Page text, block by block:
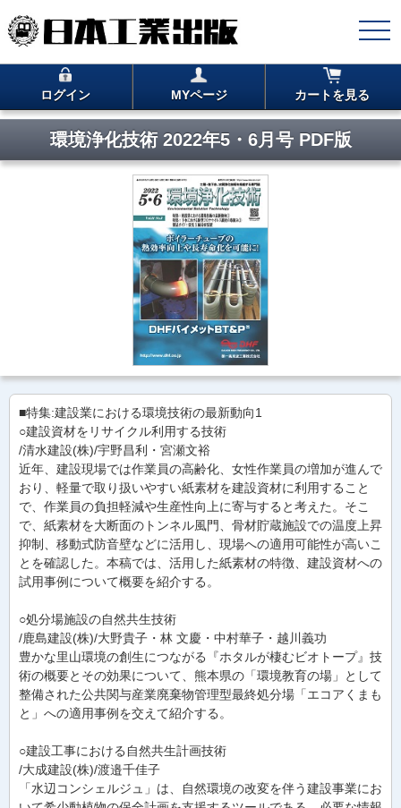
ログイン MYページ カートを見る
環境浄化技術 2022年5・6月号 PDF版
■特集:建設業における環境技術の最新動向1
○建設資材をリサイクル利用する技術
/清水建設(株)/宇野昌利・宮瀬文裕
近年、建設現場では作業員の高齢化、女性作業員の増加が進んで
おり、軽量で取り扱いやすい紙素材を建設資材に利用すること
で、作業員の負担軽減や生産性向上に寄与すると考えた。そこ
で、紙素材を大断面のトンネル風門、骨材貯蔵施設での温度上昇
抑制、移動式防音壁などに活用し、現場への適用可能性が高いこ
とを確認した。本稿では、活用した紙素材の特徴、建設資材への
試用事例について概要を紹介する。
○処分場施設の自然共生技術
/鹿島建設(株)/大野貴子・林 文慶・中村華子・越川義功
豊かな里山環境の創生につながる『ホタルが棲むビオトープ』技
術の概要とその効果について、熊本県の「環境教育の場」として
整備された公共関与産業廃棄物管理型最終処分場「エコアくまも
と」への適用事例を交えて紹介する。
○建設工事における自然共生計画技術
/大成建設(株)/渡邉千佳子
「水辺コンシェルジュ」は、自然環境の改変を伴う建設事業にお